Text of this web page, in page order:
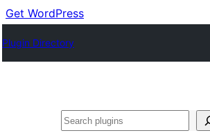
Get WordPress
Plugin Directory
ค้นหา